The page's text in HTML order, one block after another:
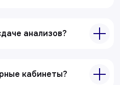
анализов?
кабинеты?